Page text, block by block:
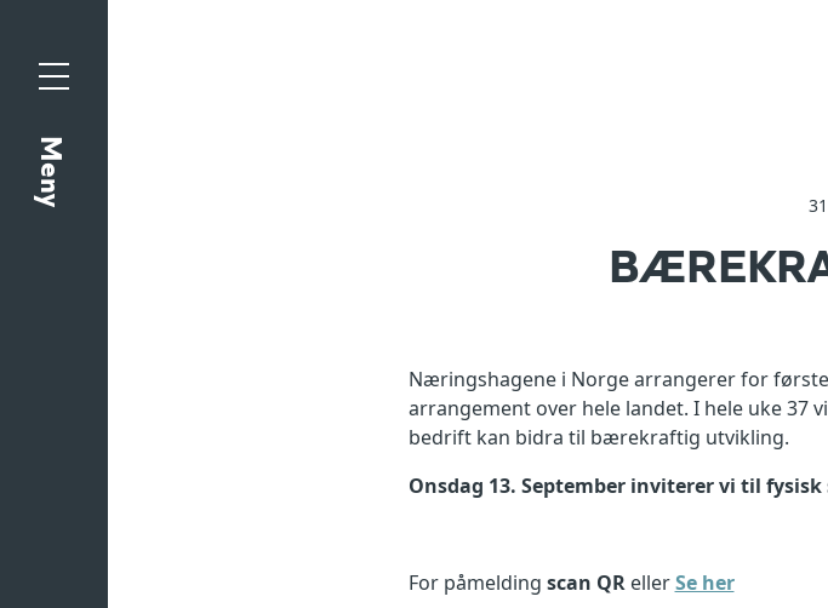
hovedinnhold
Meny
Meny
Næringshagene i Norge arrangerer for
arrangement over hele landet. I hele uke
bedrift kan bidra til bærekraftig utvikling.
Onsdag 13. September inviterer vi til
For påmelding scan QRellerSe her